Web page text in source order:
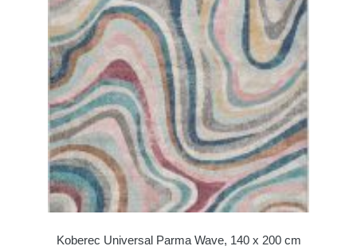
Koberec Universal Parma Wave, 140 x 200 cm